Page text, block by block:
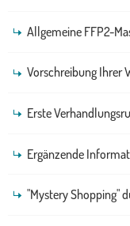
Allgemeine FFP2-
Vorschreibung Ihrer
Erste
Ergänzende
"Mystery Shopping"